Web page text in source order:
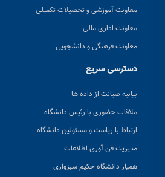
معاونت آموزشی و تحصیلات تکمیلی
معاونت اداری مالی
معاونت فرهنگی و دانشجویی
دسترسی سریع
بیانیه صیانت از داده ها
ملاقات حضوری با رئیس دانشگاه
ارتباط با ریاست و مسئولین دانشگاه
مدیریت فن آوری اطلاعات
همیار دانشگاه حکیم سبزواری